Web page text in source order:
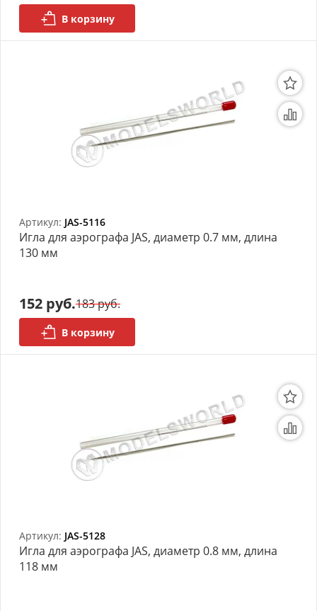
В корзину
Артикул: JAS-5116
Игла для аэрографа JAS, диаметр 0.7 мм, длина
130 мм
152 руб.183 руб.
В корзину
Артикул: JAS-5128
Игла для аэрографа JAS, диаметр 0.8 мм, длина
118 мм